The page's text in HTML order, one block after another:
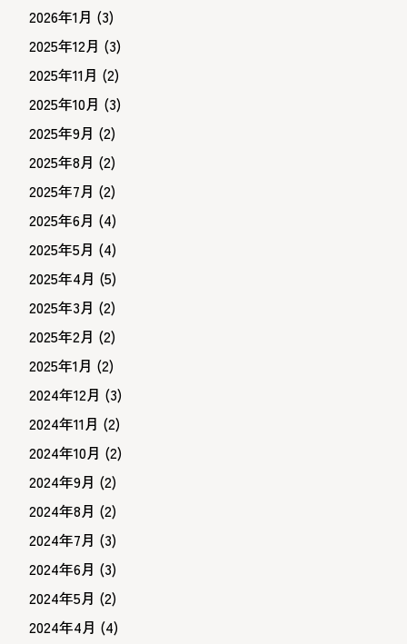
2026年1月 (3)
2025年12月 (3)
2025年11月 (2)
2025年10月 (3)
2025年9月 (2)
2025年8月 (2)
2025年7月 (2)
2025年6月 (4)
2025年5月 (4)
2025年4月 (5)
2025年3月 (2)
2025年2月 (2)
2025年1月 (2)
2024年12月 (3)
2024年11月 (2)
2024年10月 (2)
2024年9月 (2)
2024年8月 (2)
2024年7月 (3)
2024年6月 (3)
2024年5月 (2)
2024年4月 (4)